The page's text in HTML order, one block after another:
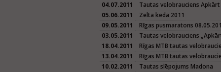
04.07.2011
Tautas velobrauciens
05.06.2011
Zelta keda 2011
09.05.2011
Rīgas pusmaratons
03.05.2011
Tautas velobrauciens
18.04.2011
Rīgas MTB tautas
13.04.2011
Rīgas MTB tautas
10.02.2011
Tautas slēpojums Madona